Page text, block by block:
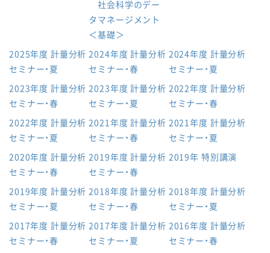
社会科学のデー
タマネージメント
＜基礎＞
2025年度 計量分析
セミナー・夏
2024年度 計量分析
セミナー・春
2024年度 計量分析
セミナー・夏
2023年度 計量分析
セミナー・春
2023年度 計量分析
セミナー・夏
2022年度 計量分析
セミナー・春
2022年度 計量分析
セミナー・夏
2021年度 計量分析
セミナー・春
2021年度 計量分析
セミナー・夏
2020年度 計量分析
セミナー・春
2019年度 計量分析
セミナー・春
2019年 特別講演
2019年度 計量分析
セミナー・夏
2018年度 計量分析
セミナー・春
2018年度 計量分析
セミナー・夏
2017年度 計量分析
セミナー・春
2017年度 計量分析
セミナー・夏
2016年度 計量分析
セミナー・春